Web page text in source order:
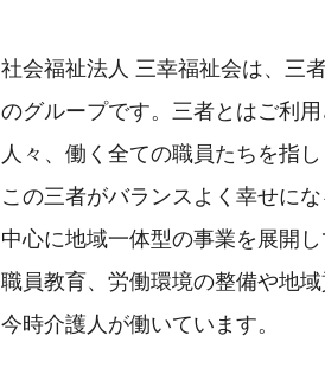
社会福祉法人 三幸福祉会は、三
のグループです。三者とはご利
人々、働く全ての職員たちを指
この三者がバランスよく幸せに
中心に地域一体型の事業を展開
職員教育、労働環境の整備や地
今時介護人が働いています。